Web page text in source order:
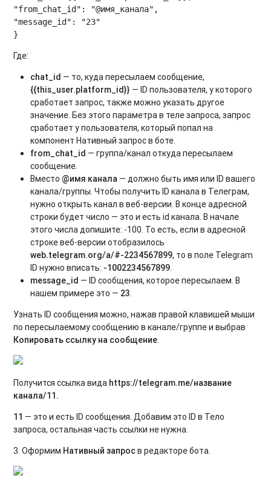
"from_chat_id": "@имя_канала",
"message_id": "23"
Где:
chat_id — то, куда пересылаем сообщение,
{{this_user.platform_id}} — ID пользователя, у которого
сработает запрос, также можно указать другое
значение. Без этого параметра в теле запроса, запрос
сработает у пользователя, который попал на
компонент Нативный запрос в боте.
from_chat_id — группа/канал откуда пересылаем
сообщение.
Вместо @имя канала — должно быть имя или ID вашего
канала/группы. Чтобы получить ID канала в Телеграм,
нужно открыть канал в веб-версии. В конце адресной
строки будет число — это и есть id канала. В начале
этого числа допишите: -100. То есть, если в адресной
строке веб-версии отобразилось
web.telegram.org/a/#-2234567899, то в поле Telegram
ID нужно вписать: -1002234567899.
message_id — ID сообщения, которое пересылаем. В
нашем примере это — 23.
Узнать ID сообщения можно, нажав правой клавишей мыши
по пересылаемому сообщению в канале/группе и выбрав
Копировать ссылку на сообщение.
Получится ссылка вида https://telegram.me/название
канала/11.
11 — это и есть ID сообщения. Добавим это ID в Тело
запроса, остальная часть ссылки не нужна.
3. Оформим Нативный запросв редакторе бота.